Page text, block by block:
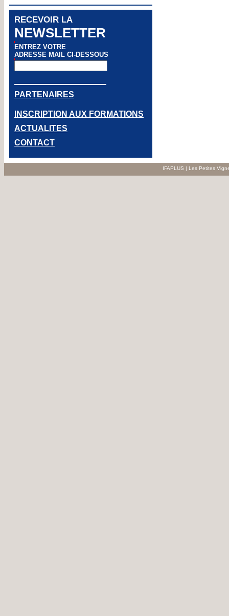
RECEVOIR LA
NEWSLETTER
ENTREZ VOTRE
ADRESSE MAIL CI-DESSOUS
PARTENAIRES
INSCRIPTION AUX FORMATIONS
ACTUALITES
CONTACT
IFAPLUS | Les Petites